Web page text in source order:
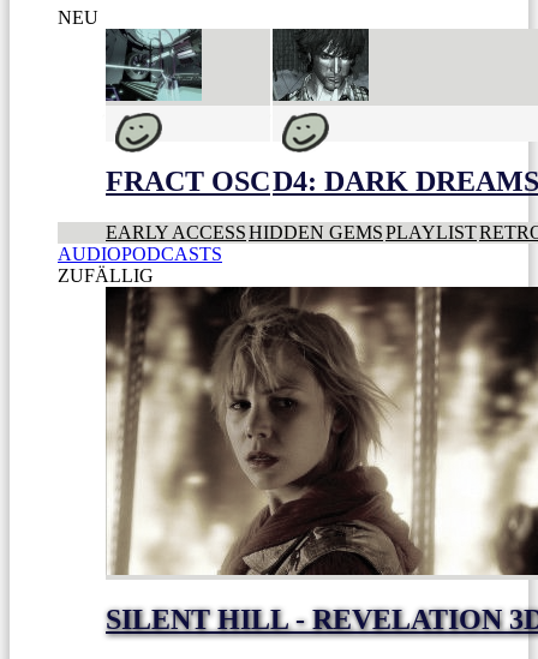
NEU
FRACT OSCD4: DARK
EARLY ACCESSHIDDEN GEMSPLAYLIST
AUDIOPODCASTS
ZUFÄLLIG
SILENT HILL - REVELATION